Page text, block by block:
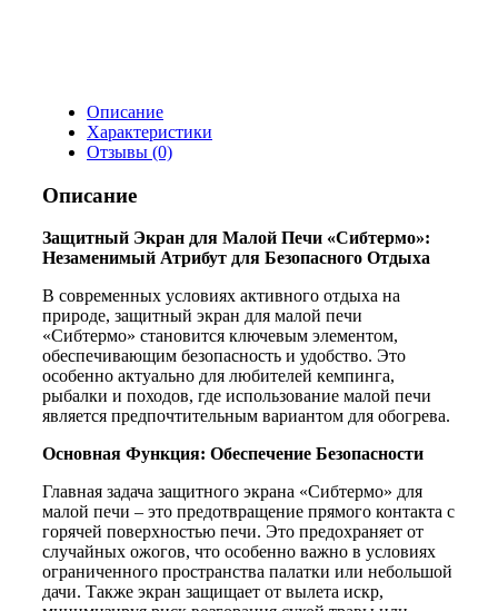
Описание
Характеристики
Отзывы (0)
Описание
Защитный Экран для Малой Печи «Сибтермо»:
Незаменимый Атрибут для Безопасного Отдыха
В современных условиях активного отдыха на
природе, защитный экран для малой печи
«Сибтермо» становится ключевым элементом,
обеспечивающим безопасность и удобство. Это
особенно актуально для любителей кемпинга,
рыбалки и походов, где использование малой печи
является предпочтительным вариантом для обогрева.
Основная Функция: Обеспечение Безопасности
Главная задача защитного экрана «Сибтермо» для
малой печи – это предотвращение прямого контакта с
горячей поверхностью печи. Это предохраняет от
случайных ожогов, что особенно важно в условиях
ограниченного пространства палатки или небольшой
дачи. Также экран защищает от вылета искр,